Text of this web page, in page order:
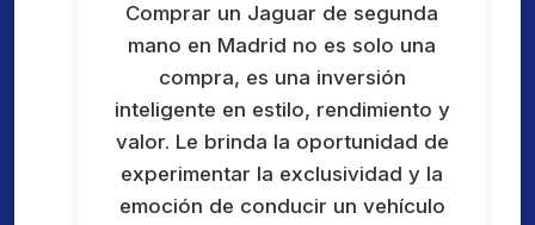
Comprar un Jaguar de segunda
mano en Madrid no es solo una
compra, es una inversión
inteligente en estilo, rendimiento y
valor. Le brinda la oportunidad de
experimentar la exclusividad y la
emoción de conducir un vehículo